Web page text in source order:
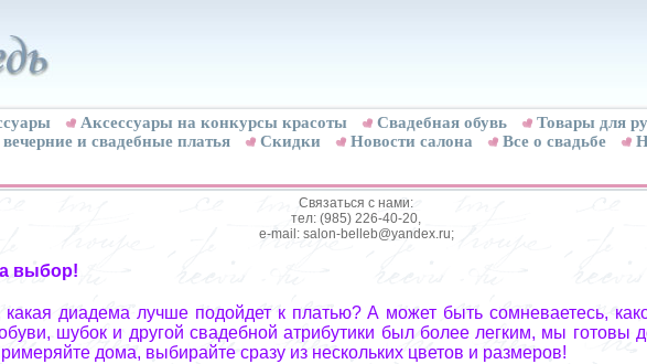
Аксессуары на конкурсы красоты Свадебная обувь Товары для
вечерние и свадебные платья Скидки Новости салона Все о свадьбе
Связаться с нами:
тел: (985) 226-40-20,
e-mail: salon-belleb@yandex.ru;
выбор!
диадема лучше подойдет к платью? А может быть сомневаетесь,
шубок и другой свадебной атрибутики был более легким, мы готовы
дома, выбирайте сразу из нескольких цветов и размеров!